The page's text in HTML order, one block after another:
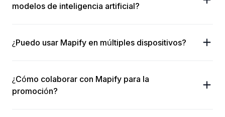
modelos de inteligencia artificial?
¿Puedo usar Mapify en múltiples dispositivos?
¿Cómo colaborar con Mapify para la
promoción?